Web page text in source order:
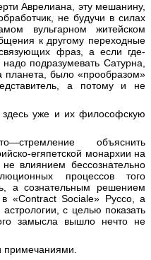
Аврелиана, эту мешанину,
не будучи в силах
вульгарном житейском
к другому переходные
фраз, а если где-
подразумевать Сатурна,
планета, было «прообразом»
а потому и не
уже и их философскую
объяснить
егяпетской монархии на
влиянием бессознательно
процессов того
а сознательным решением
«Contract Sociale» Руссо, а
с целью показать
замысла вышло нечто не
примечаниями.